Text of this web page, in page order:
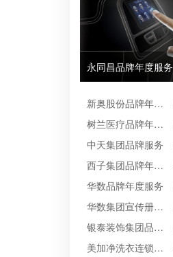
永同昌品牌年度服务
新奥股份品牌年度服务
树兰医疗品牌年度服务
中天集团品牌服务
西子集团品牌年度服务
华数品牌年度服务
华数集团宣传册设计
银泰装饰集团品牌升级设计
美加净洗衣连锁VI设计